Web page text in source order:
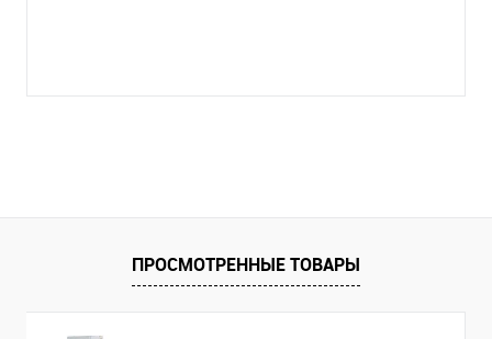
ПРОСМОТРЕННЫЕ ТОВАРЫ